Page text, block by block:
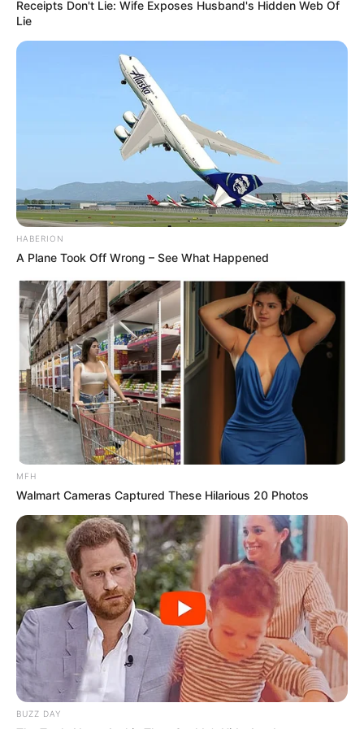
(foro: instagram/alicenorin)
5. Gayanya selalu trendi dan kekinian
(foto: instagram/alicenorin)
FAQ
Receipts Don't Lie: Wife Exposes Husband's Hidden Web Of
Lie
HABERION
A Plane Took Off Wrong – See What Happened
MFH
Walmart Cameras Captured These Hilarious 20 Photos
BUZZ DAY